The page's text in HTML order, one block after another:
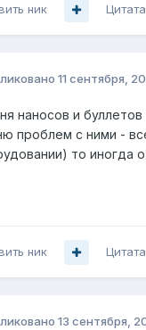
ник Цитата
11 сентября,
наносов и
проблем с ними -
то иногда
ник Цитата
13 сентября,